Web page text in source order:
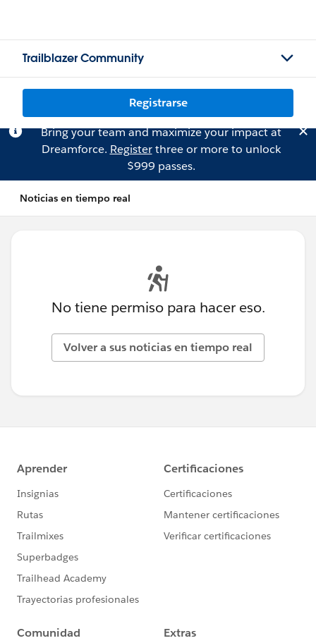
Trailblazer Community
Registrarse
Bring your team and maximize your impact at
Dreamforce. Registerthree or more to unlock
$999 passes.
Noticias en tiempo real
No tiene permiso para hacer eso.
Volver a sus noticias en tiempo real